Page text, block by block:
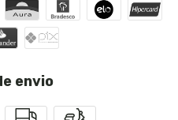
envio